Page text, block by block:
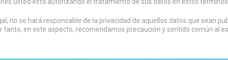
no se hará responsable de la privacidad de aquellos datos que sean
tanto, en este aspecto, recomendamos precaución y sentido común al